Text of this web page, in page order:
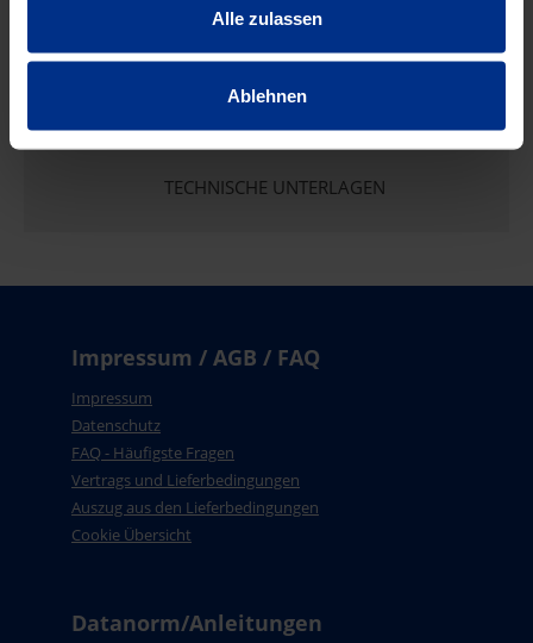
Alle zulassen
Ablehnen
EIGENSCHAFTEN
TECHNISCHE UNTERLAGEN
Impressum / AGB / FAQ
Impressum
Datenschutz
FAQ - Häufigste Fragen
Vertrags und Lieferbedingungen
Auszug aus den Lieferbedingungen
Cookie Übersicht
Datanorm/Anleitungen